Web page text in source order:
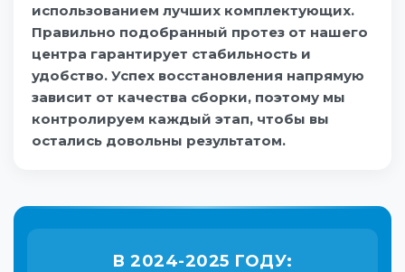
использованием лучших комплектующих.
Правильно подобранный протез от нашего
центра гарантирует стабильность и
удобство. Успех восстановления напрямую
зависит от качества сборки, поэтому мы
контролируем каждый этап, чтобы вы
остались довольны результатом.
В 2024-2025 ГОДУ: